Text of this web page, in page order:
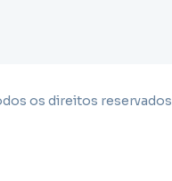
os direitos reservados